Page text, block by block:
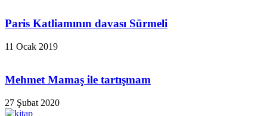
Paris Katliamının davası Sürmeli
11 Ocak 2019
Mehmet Mamaş ile tartışmam
27 Şubat 2020